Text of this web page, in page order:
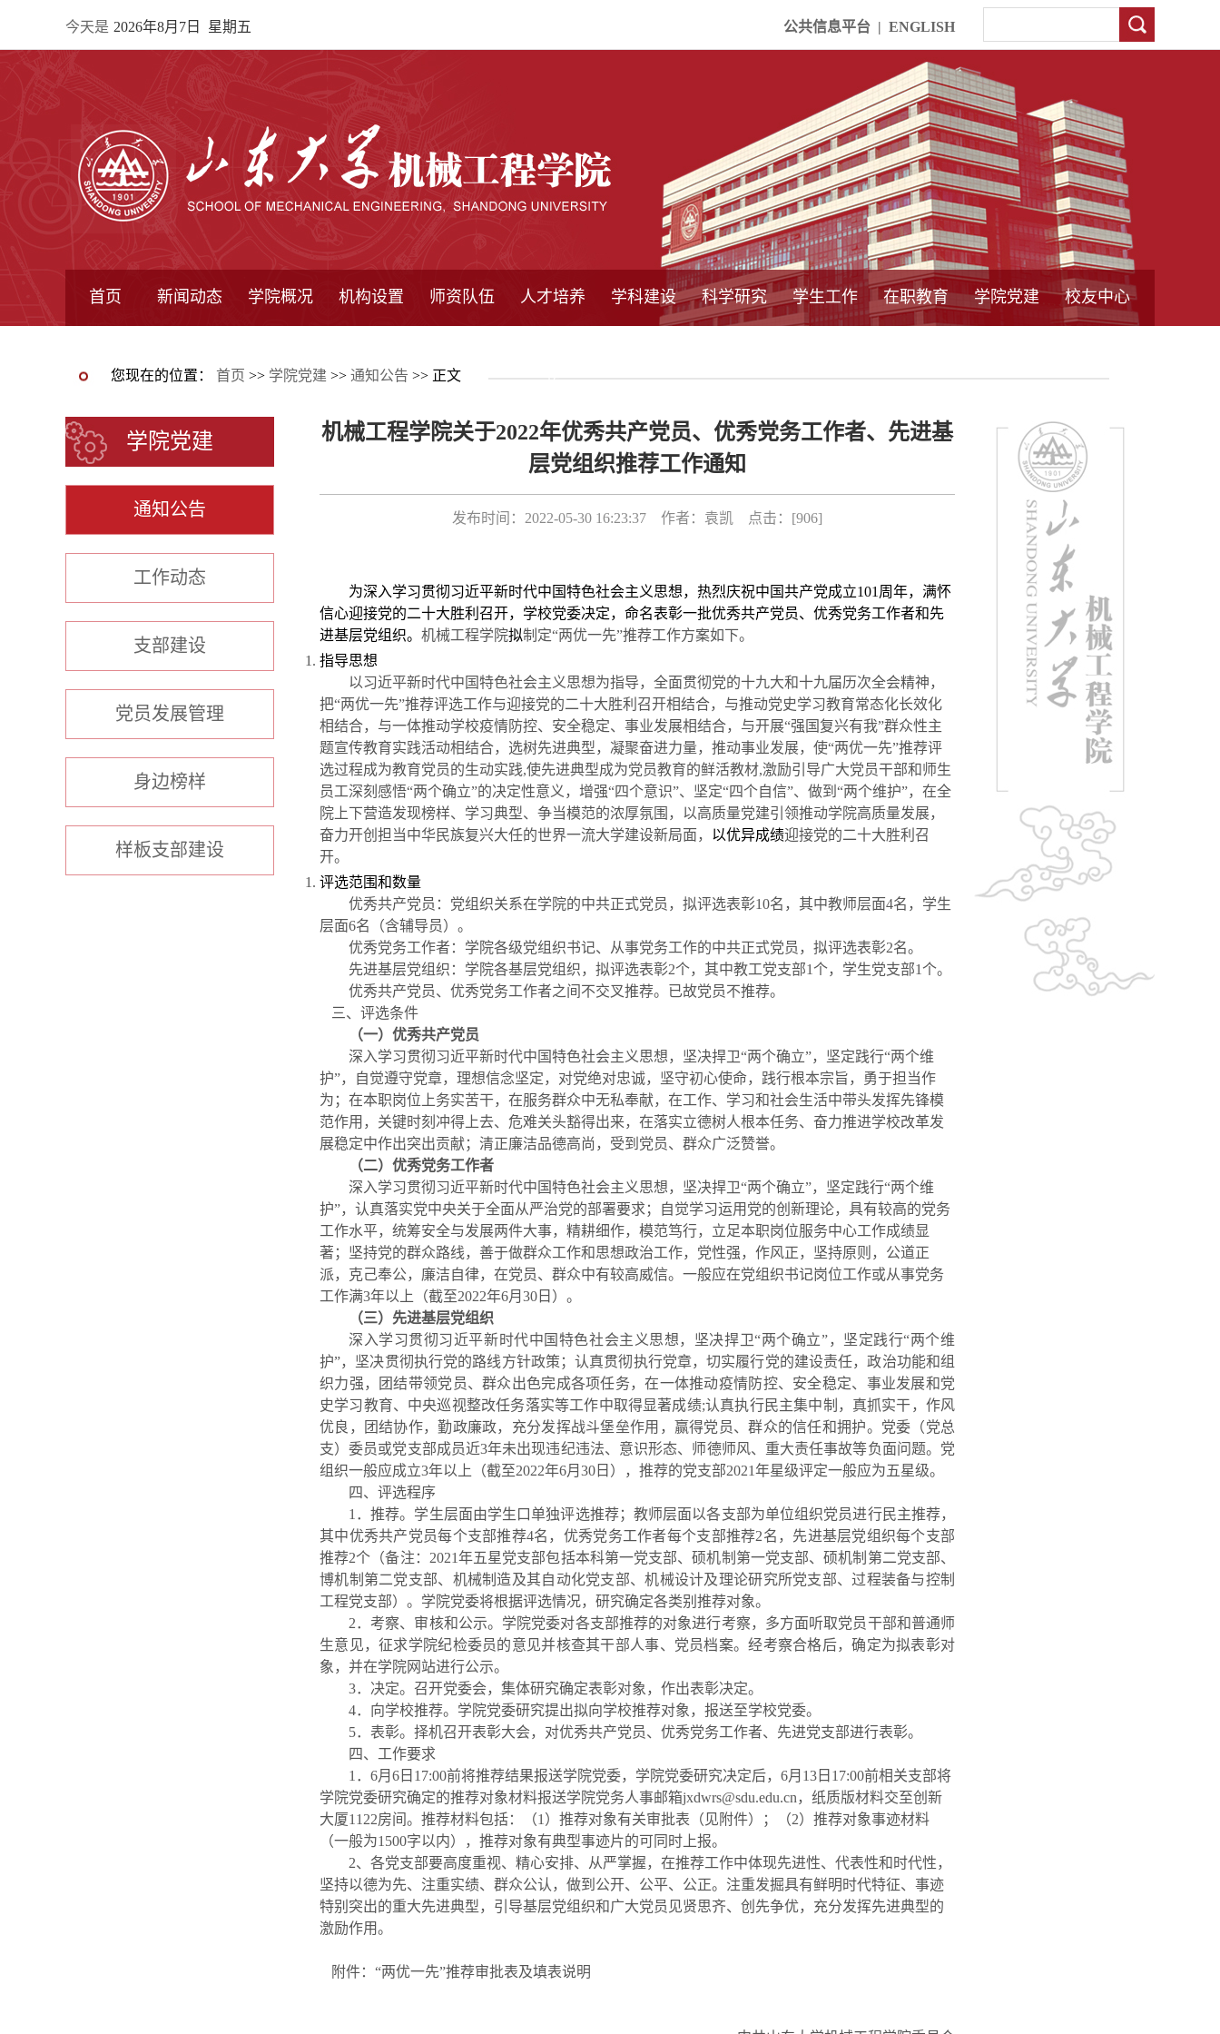
今天是 2026年8月7日 星期五 公共信息平台 | ENGLISH
首页 新闻动态 学院概况 机构设置 师资队伍 人才培养
坛
学科建设 科学研究 学生工作 在职教育 学院党建 校友中心
您现在的位置： 首页 >> 学院党建 >> 通知公告 >> 正文
学院党建
通知公告
工作动态
支部建设
党员发展管理
身边榜样
样板支部建设
机械工程学院关于2022年优秀共产党员、优秀党务工作者、先进基
层党组织推荐工作通知
发布时间：2022-05-30 16:23:37 作者：袁凯 点击：[906]
为深入学习贯彻习近平新时代中国特色社会主义思想，热烈庆祝中国共产党成立101 周年，满怀
信心迎接党的二十大胜利召开，学校党委决定，命名表彰一批优秀共产党员、优秀党务工作者和先
进基层党组织。 机械工程学院拟制定“两优一先”推荐工作方案如下。
指导思想
以习近平新时代中国特色社会主义思想为指导，全面贯彻党的十九大和十九届历次全会精神，
把“两优一先”推荐评选工作与迎接党的二十大胜利召开相结合，与推动党史学习教育常态化长效化
相结合，与一体推动学校疫情防控、安全稳定、事业发展相结合，与开展“强国复兴有我”群众性主
题宣传教育实践活动相结合，选树先进典型，凝聚奋进力量，推动事业发展，使“两优一先”推荐评
选过程成为教育党员的生动实践,使先进典型成为党员教育的鲜活教材,激励引导广大党员干部和师生
员工深刻感悟“两个确立”的决定性意义，增强“四个意识”、坚定“四个自信”、做到“两个维护”，在全
院上下营造发现榜样、学习典型、争当模范的浓厚氛围，以高质量党建引领推动学院高质量发展，
奋力开创担当中华民族复兴大任的世界一流大学建设新局面， 以优异成绩迎接党的二十大胜利召
开。
评选范围和数量
优秀共产党员：党组织关系在学院的中共正式党员，拟评选表彰10名，其中教师层面4名，学生
层面6名（含辅导员）。
优秀党务工作者：学院各级党组织书记、从事党务工作的中共正式党员，拟评选表彰2名。
先进基层党组织：学院各基层党组织，拟评选表彰2个，其中教工党支部1个，学生党支部1个。
优秀共产党员、优秀党务工作者之间不交叉推荐。已故党员不推荐。
三、评选条件
（一）优秀共产党员
深入学习贯彻习近平新时代中国特色社会主义思想，坚决捍卫“两个确立”，坚定践行“两个维
护”，自觉遵守党章，理想信念坚定，对党绝对忠诚，坚守初心使命，践行根本宗旨，勇于担当作
为；在本职岗位上务实苦干，在服务群众中无私奉献，在工作、学习和社会生活中带头发挥先锋模
范作用，关键时刻冲得上去、危难关头豁得出来，在落实立德树人根本任务、奋力推进学校改革发
展稳定中作出突出贡献；清正廉洁品德高尚，受到党员、群众广泛赞誉。
（二）优秀党务工作者
深入学习贯彻习近平新时代中国特色社会主义思想，坚决捍卫“两个确立”，坚定践行“两个维
护”，认真落实党中央关于全面从严治党的部署要求；自觉学习运用党的创新理论，具有较高的党务
工作水平，统筹安全与发展两件大事，精耕细作，模范笃行，立足本职岗位服务中心工作成绩显
著；坚持党的群众路线，善于做群众工作和思想政治工作，党性强，作风正，坚持原则，公道正
派，克己奉公，廉洁自律，在党员、群众中有较高威信。一般应在党组织书记岗位工作或从事党务
工作满3年以上（截至2022年6月 30 日）。
（三）先进基层党组织
深入学习贯彻习近平新时代中国特色社会主义思想，坚决捍卫“两个确立”，坚定践行“两个维
护”，坚决贯彻执行党的路线方针政策；认真贯彻执行党章，切实履行党的建设责任，政治功能和组
织力强，团结带领党员、群众出色完成各项任务，在一体推动疫情防控、安全稳定、事业发展和党
史学习教育、中央巡视整改任务落实等工作中取得显著成绩;认真执行民主集中制，真抓实干，作风
优良，团结协作，勤政廉政，充分发挥战斗堡垒作用，赢得党员、群众的信任和拥护。党委（党总
支）委员或党支部成员近3年未出现违纪违法、意识形态、师德师风、重大责任事故等负面问题。党
组织一般应成立3年以上（截至2022年6月 30 日），推荐的党支部2021年星级评定一般应为五星级。
四、评选程序
1 ．推荐。学生层面由学生口单独评选推荐；教师层面以各支部为单位组织党员进行民主推荐，
其中优秀共产党员每个支部推荐4名，优秀党务工作者每个支部推荐2名，先进基层党组织每个支部
推荐2个（备注： 2021年五星党支部包括本科第一党支部、硕机制第一党支部、硕机制第二党支部、
博机制第二党支部、机械制造及其自动化党支部、机械设计及理论研究所党支部、过程装备与控制
工程党支部）。学院党委将根据评选情况，研究确定各类别推荐对象。
2．考察、审核和公示。学院党委对各支部推荐的对象进行考察，多方面听取党员干部和普通师
生意见，征求学院纪检委员的意见并核查其干部人事、党员档案。经考察合格后，确定为拟表彰对
象，并在学院网站进行公示。
3．决定。召开党委会，集体研究确定表彰对象，作出表彰决定。
4．向学校推荐。学院党委研究提出拟向学校推荐对象，报送至学校党委。
5．表彰。择机召开表彰大会，对优秀共产党员、优秀党务工作者、先进党支部进行表彰。
四、工作要求
1 ． 6月 6 日 17:00前将推荐结果报送学院党委，学院党委研究决定后， 6月 13 日 17:00前相关支部将
学院党委研究确定的推荐对象材料报送学院党务人事邮箱jxdwrs@sdu.edu.cn，纸质版材料交至创新
大厦1122房间。推荐材料包括：（1 ）推荐对象有关审批表（见附件）；（2）推荐对象事迹材料
（一般为1500字以内），推荐对象有典型事迹片的可同时上报。
2、各党支部要高度重视、精心安排、从严掌握，在推荐工作中体现先进性、代表性和时代性，
坚持以德为先、注重实绩、群众公认，做到公开、公平、公正。注重发掘具有鲜明时代特征、事迹
特别突出的重大先进典型，引导基层党组织和广大党员见贤思齐、创先争优，充分发挥先进典型的
激励作用。
附件：“两优一先”推荐审批表及填表说明